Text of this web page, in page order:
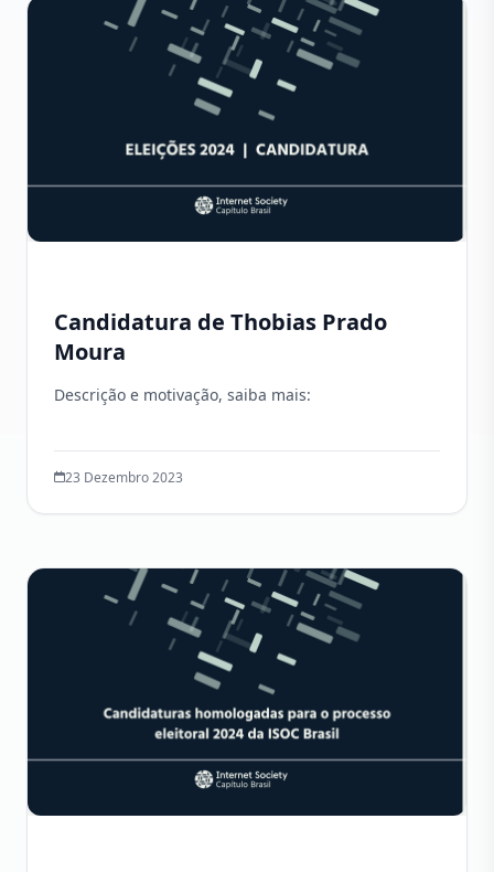
Candidatura de Thobias Prado
Moura
Descrição e motivação, saiba mais:
23 Dezembro 2023